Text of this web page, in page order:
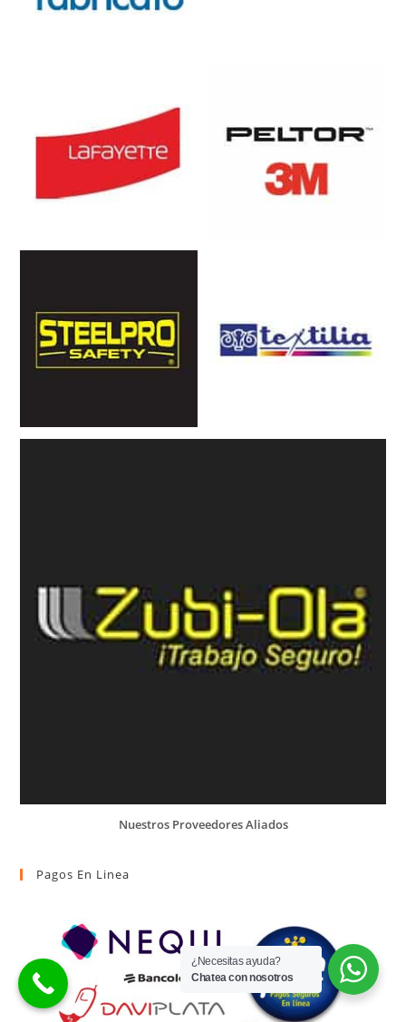
Nuestros Proveedores Aliados
Pagos En Linea
¿Necesitas ayuda?
Chatea con nosotros